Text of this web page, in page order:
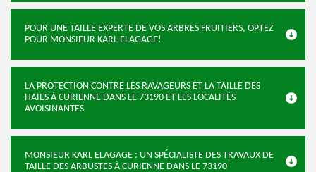
POUR UNE TAILLE EXPERTE DE VOS ARBRES FRUITIERS, OPTEZ
POUR MONSIEUR KARL ELAGAGE!
LA PROTECTION CONTRE LES RAVAGEURS ET LA TAILLE DES
HAIES À CURIENNE DANS LE 73190 ET LES LOCALITÉS
AVOISINANTES
MONSIEUR KARL ELAGAGE : UN SPÉCIALISTE DES TRAVAUX DE
TAILLE DES ARBUSTES À CURIENNE DANS LE 73190